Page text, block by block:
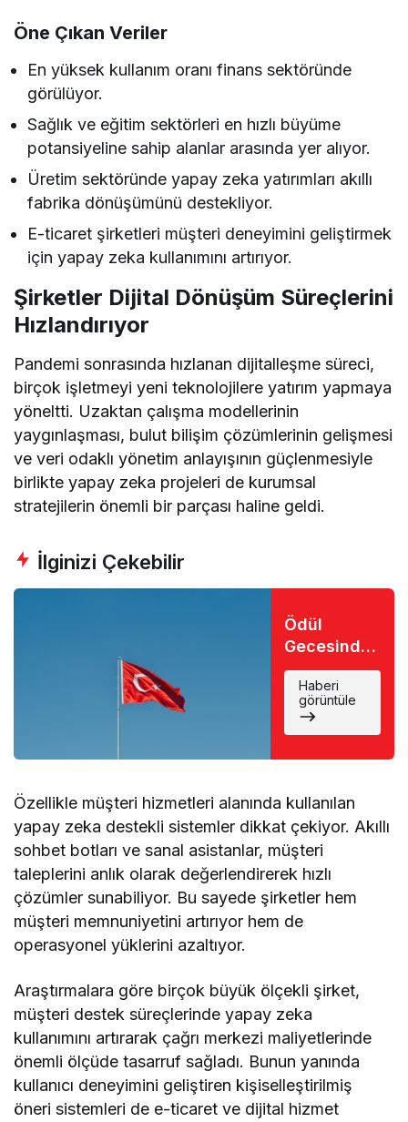
Öne Çıkan Veriler
En yüksek kullanım oranı finans sektöründe
görülüyor.
Sağlık ve eğitim sektörleri en hızlı büyüme
potansiyeline sahip alanlar arasında yer alıyor.
Üretim sektöründe yapay zeka yatırımları akıllı
fabrika dönüşümünü destekliyor.
E-ticaret şirketleri müşteri deneyimini geliştirmek
için yapay zeka kullanımını artırıyor.
Şirketler Dijital Dönüşüm Süreçlerini
Hızlandırıyor
Pandemi sonrasında hızlanan dijitalleşme süreci,
birçok işletmeyi yeni teknolojilere yatırım yapmaya
yöneltti. Uzaktan çalışma modellerinin
yaygınlaşması, bulut bilişim çözümlerinin gelişmesi
ve veri odaklı yönetim anlayışının güçlenmesiyle
birlikte yapay zeka projeleri de kurumsal
stratejilerin önemli bir parçası haline geldi.
İlginizi Çekebilir
Ödül
Gecesinde
Büyük Şok:
Favori İsim
Eli Boş
Döndü
Haberi
görüntüle
Özellikle müşteri hizmetleri alanında kullanılan
yapay zeka destekli sistemler dikkat çekiyor. Akıllı
sohbet botları ve sanal asistanlar, müşteri
taleplerini anlık olarak değerlendirerek hızlı
çözümler sunabiliyor. Bu sayede şirketler hem
müşteri memnuniyetini artırıyor hem de
operasyonel yüklerini azaltıyor.
Araştırmalara göre birçok büyük ölçekli şirket,
müşteri destek süreçlerinde yapay zeka
kullanımını artırarak çağrı merkezi maliyetlerinde
önemli ölçüde tasarruf sağladı. Bunun yanında
kullanıcı deneyimini geliştiren kişiselleştirilmiş
öneri sistemleri de e-ticaret ve dijital hizmet